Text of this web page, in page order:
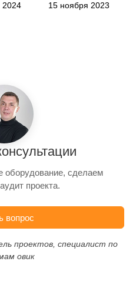
2024
обогреватель для
15 ноября 2023
оборудование, сделаем
проекта.
вопрос
проектов, специалист по
овик